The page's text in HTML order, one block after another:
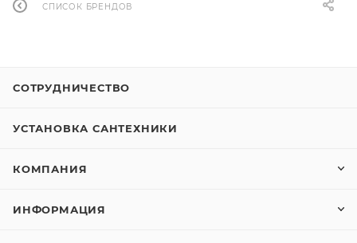
2
СПИСОК БРЕНДОВ
СОТРУДНИЧЕСТВО
УСТАНОВКА САНТЕХНИКИ
КОМПАНИЯ
ИНФОРМАЦИЯ